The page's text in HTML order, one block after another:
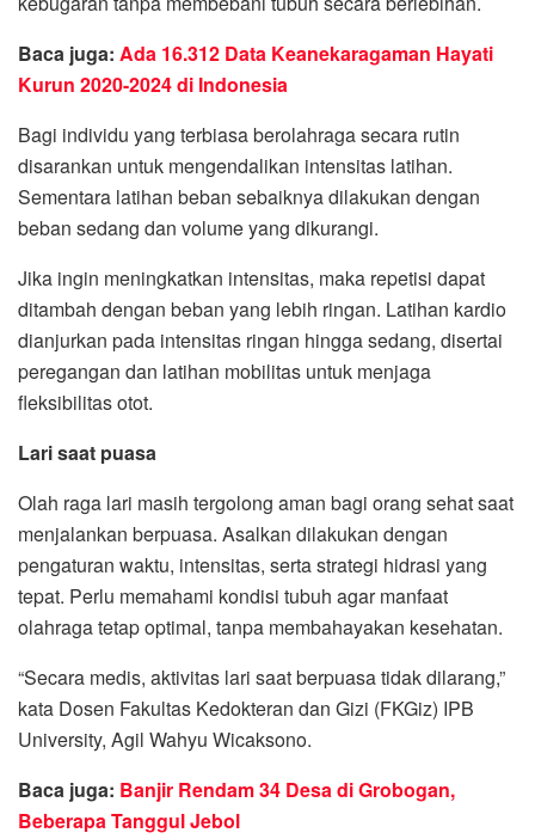
Baca juga: Ada 16.312 Data Keanekaragaman Hayati
Kurun 2020-2024 di Indonesia
Bagi individu yang terbiasa berolahraga secara rutin
disarankan untuk mengendalikan intensitas latihan.
Sementara latihan beban sebaiknya dilakukan dengan
beban sedang dan volume yang dikurangi.
Jika ingin meningkatkan intensitas, maka repetisi dapat
ditambah dengan beban yang lebih ringan. Latihan kardio
dianjurkan pada intensitas ringan hingga sedang, disertai
peregangan dan latihan mobilitas untuk menjaga
fleksibilitas otot.
Lari saat puasa
Olah raga lari masih tergolong aman bagi orang sehat saat
menjalankan berpuasa. Asalkan dilakukan dengan
pengaturan waktu, intensitas, serta strategi hidrasi yang
tepat. Perlu memahami kondisi tubuh agar manfaat
olahraga tetap optimal, tanpa membahayakan kesehatan.
“Secara medis, aktivitas lari saat berpuasa tidak dilarang,”
kata Dosen Fakultas Kedokteran dan Gizi (FKGiz) IPB
University, Agil Wahyu Wicaksono.
Baca juga: Banjir Rendam 34 Desa di Grobogan,
Beberapa Tanggul Jebol